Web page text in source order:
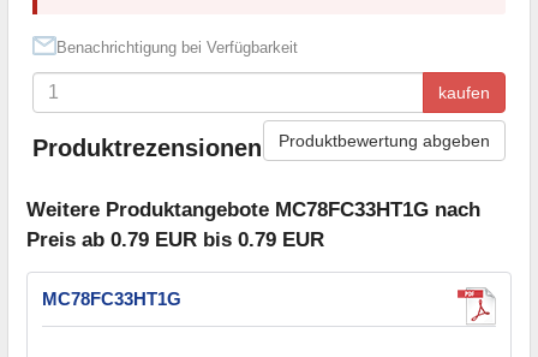
Benachrichtigung bei Verfügbarkeit
kaufen
Produktrezensionen Produktbewertung abgeben
Weitere Produktangebote MC78FC33HT1G nach
Preis ab 0.79 EUR bis 0.79 EUR
MC78FC33HT1G